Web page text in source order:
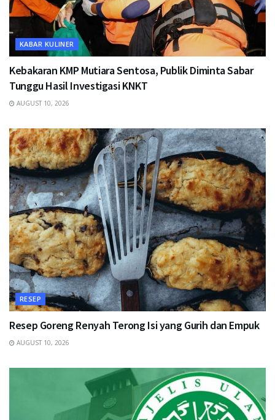
KABAR KULINER
Kebakaran KMP Mutiara Sentosa, Publik Diminta Sabar
Tunggu Hasil Investigasi KNKT
AUGUST 10, 2026
RESEP
Resep Goreng Renyah Terong Isi yang Gurih dan Empuk
AUGUST 10, 2026